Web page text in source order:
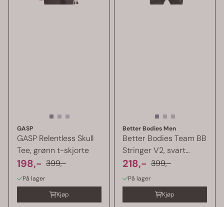
GASP
GASP Relentless Skull
Tee, grønn t-skjorte
198,- 399,-
På lager
Kjøp
Better Bodies Men
Better Bodies Team BB
Stringer V2, svart
singlet
218,- 399,-
På lager
Kjøp